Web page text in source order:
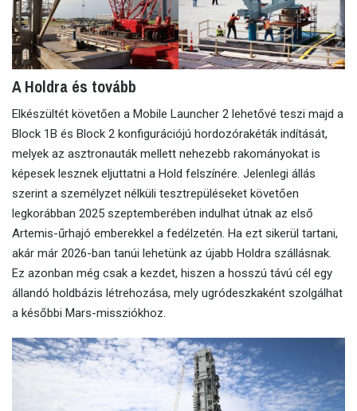
A Holdra és tovább
Elkészültét követően a Mobile Launcher 2 lehetővé teszi majd a
Block 1B és Block 2 konfigurációjú hordozórakéták indítását,
melyek az asztronauták mellett nehezebb rakományokat is
képesek lesznek eljuttatni a Hold felszínére. Jelenlegi állás
szerint a személyzet nélküli tesztrepüléseket követően
legkorábban 2025 szeptemberében indulhat útnak az első
Artemis-űrhajó emberekkel a fedélzetén. Ha ezt sikerül tartani,
akár már 2026-ban tanúi lehetünk az újabb Holdra szállásnak.
Ez azonban még csak a kezdet, hiszen a hosszú távú cél egy
állandó holdbázis létrehozása, mely ugródeszkaként szolgálhat
a későbbi Mars-missziókhoz.